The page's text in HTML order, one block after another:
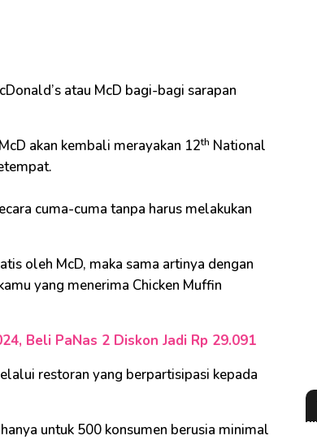
atau McD bagi-bagi sarapan
akan kembali merayakan 12th National
cuma-cuma tanpa harus melakukan
oleh McD, maka sama artinya dengan
yang menerima Chicken Muffin
Beli PaNas 2 Diskon Jadi Rp 29.091
restoran yang berpartisipasi kepada
untuk 500 konsumen berusia minimal